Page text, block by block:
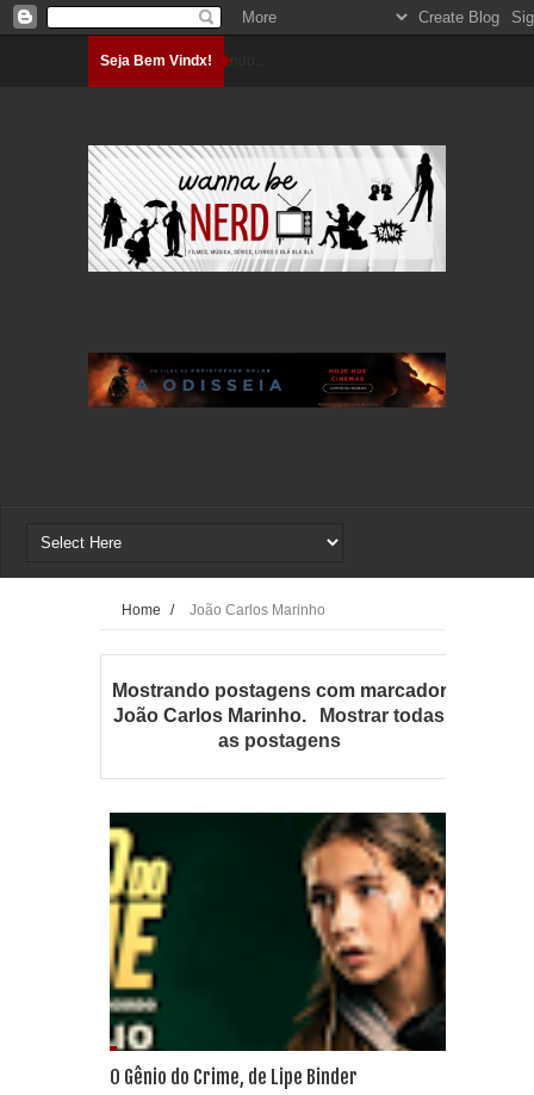
Seja Bem Vindx!Carregando...
Home / João Carlos Marinho
Mostrando postagens com marcador
João Carlos Marinho.
Mostrar todas
as postagens
O Gênio do Crime, de Lipe Binder